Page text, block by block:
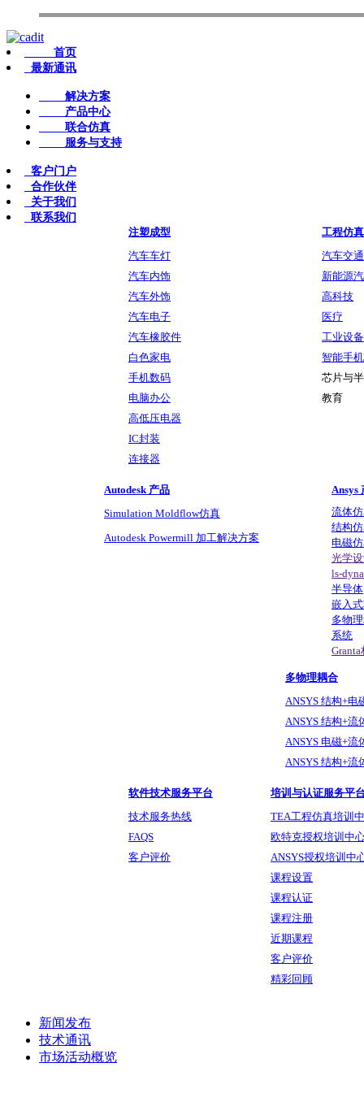
首页
最新通讯
解决方案
产品中心
联合仿真
服务与支持
客户门户
合作伙伴
关于我们
联系我们
注塑成型
汽车车灯
汽车内饰
汽车外饰
汽车电子
汽车橡胶件
白色家电
手机数码
电脑办公
高低压电器
IC封装
连接器
工程仿真
汽车交
新能源
高科技
医疗
工业设备
智能手机
芯片与
教育
Autodesk 产品
Simulation Moldflow仿真
Autodesk Powermill 加工解决方案
Ansys
流体
结构
电磁
光学
ls-
半导体
嵌入
多物
系统
多物理耦合
ANSYS 结构+电
ANSYS 结构+流
ANSYS 电磁+流
ANSYS 结构+流
软件技术服务平台
技术服务热线
FAQS
客户评价
培训与认证服务平
TEA工程仿真培训
欧特克授权培训中
ANSYS授权培训中
课程设置
课程认证
课程注册
近期课程
客户评价
精彩回顾
新闻发布
技术通讯
市场活动概览